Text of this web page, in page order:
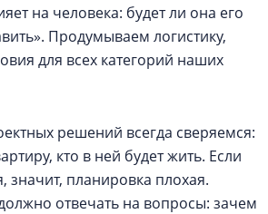
на человека: будет ли она его
Продумываем логистику,
для всех категорий наших
решений всегда сверяемся:
кто в ней будет жить. Если
значит, планировка плохая.
отвечать на вопросы: зачем